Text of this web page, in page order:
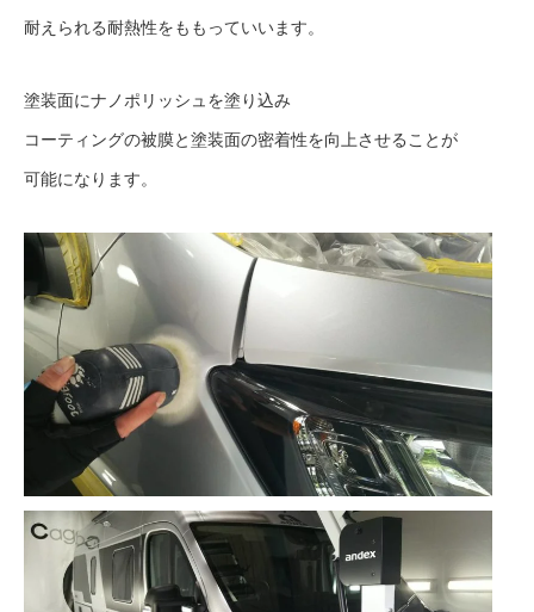
耐えられる耐熱性をももっていいます。
塗装面にナノポリッシュを塗り込み
コーティングの被膜と塗装面の密着性を向上させることが
可能になります。